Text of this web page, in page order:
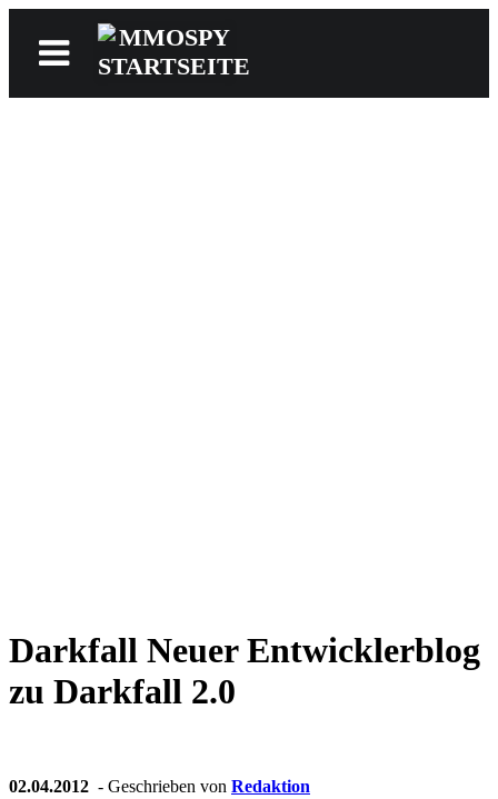
Darkfall Neuer Entwicklerblog
zu Darkfall 2.0
02.04.2012 - Geschrieben von Redaktion